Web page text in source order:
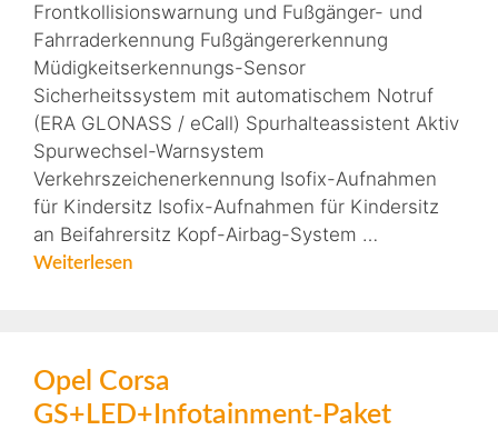
Frontkollisionswarnung und Fußgänger- und
Fahrraderkennung Fußgängererkennung
Müdigkeitserkennungs-Sensor
Sicherheitssystem mit automatischem Notruf
(ERA GLONASS / eCall) Spurhalteassistent Aktiv
Spurwechsel-Warnsystem
Verkehrszeichenerkennung Isofix-Aufnahmen
für Kindersitz Isofix-Aufnahmen für Kindersitz
an Beifahrersitz Kopf-Airbag-System …
Weiterlesen
Opel Corsa
GS+LED+Infotainment-Paket